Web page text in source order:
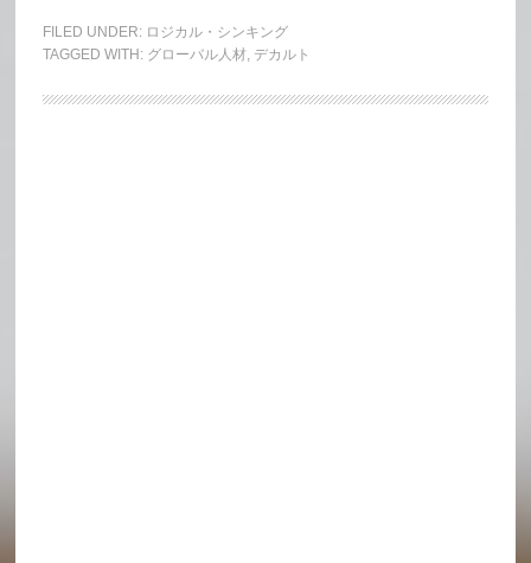
FILED UNDER: ロジカル・シンキング
TAGGED WITH: グローバル人材, デカルト